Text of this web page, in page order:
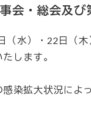
会・総会及び
（水）・22日（
します。
染拡大状況によ